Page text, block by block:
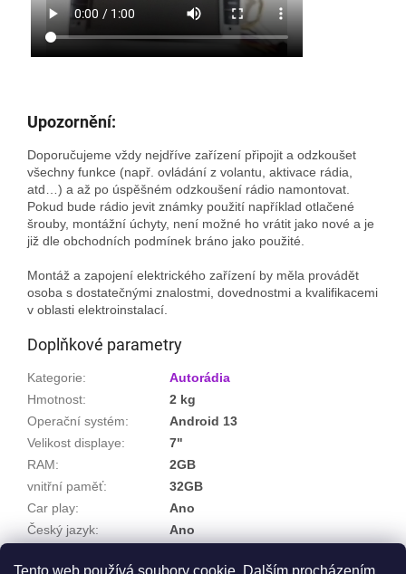
Tento web používá soubory cookie. Dalším procházením
Upozornění:
Doporučujeme vždy nejdříve zařízení připojit a odzkoušet
všechny funkce (např. ovládání z volantu, aktivace rádia,
atd…) a až po úspěšném odzkoušení rádio namontovat.
Pokud bude rádio jevit známky použití například otlačené
šrouby, montážní úchyty, není možné ho vrátit jako nové a je
již dle obchodních podmínek bráno jako použité.
Montáž a zapojení elektrického zařízení by měla provádět
osoba s dostatečnými znalostmi, dovednostmi a kvalifikacemi
v oblasti elektroinstalací.
Doplňkové parametry
Kategorie:
Autorádia
Hmotnost:
2 kg
Operační systém:
Android 13
Velikost displaye:
7"
RAM:
2GB
vnitřní paměť:
32GB
Car play:
Ano
Český jazyk:
Ano